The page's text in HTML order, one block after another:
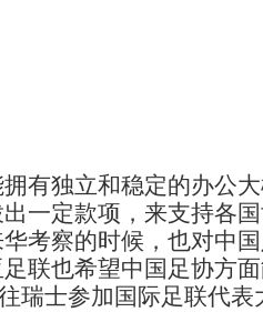
拥有独立和稳定的办公
一定款项，来支持各
华考察的时候，也对中
联也希望中国足协方
瑞士参加国际足联代